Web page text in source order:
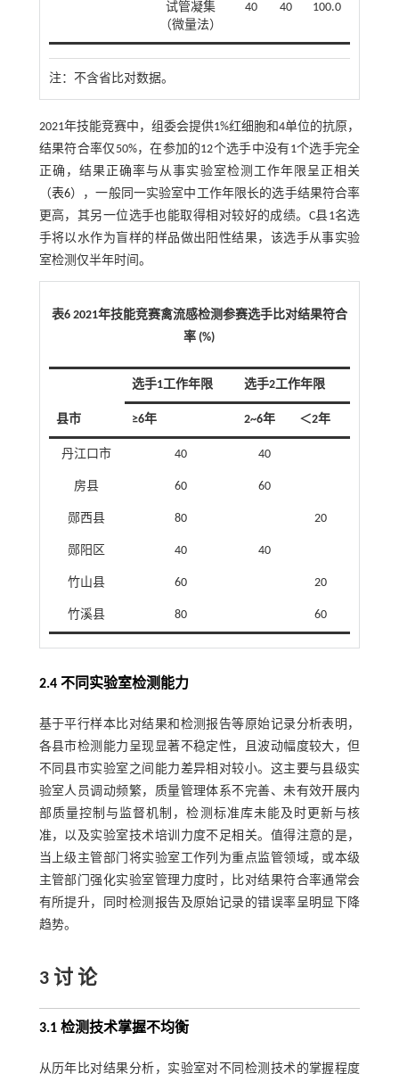
试管凝集
（微量法）
40 40 100.0
注： 不含省比对数据。
2021年技能竞赛中，组委会提供1%红细胞和4单位的抗原，
结果符合率仅50%，在参加的12个选手中没有1个选手完全
正确，结果正确率与从事实验室检测工作年限呈正相关
（表6），一般同一实验室中工作年限长的选手结果符合率
更高，其另一位选手也能取得相对较好的成绩。C县1名选
手将以水作为盲样的样品做出阳性结果，该选手从事实验
室检测仅半年时间。
表6 2021年技能竞赛禽流感检测参赛选手比对结果符合
率 (%)
县市
选手1工作年限 选手2工作年限
≥6年 2~6年 ＜2年
丹江口市 40 40
房县 60 60
郧西县 80 20
郧阳区 40 40
竹山县 60 20
竹溪县 80 60
2.4 不同实验室检测能力
基于平行样本比对结果和检测报告等原始记录分析表明，
各县市检测能力呈现显著不稳定性，且波动幅度较大，但
不同县市实验室之间能力差异相对较小。这主要与县级实
验室人员调动频繁，质量管理体系不完善、未有效开展内
部质量控制与监督机制，检测标准库未能及时更新与核
准，以及实验室技术培训力度不足相关。值得注意的是，
当上级主管部门将实验室工作列为重点监管领域，或本级
主管部门强化实验室管理力度时，比对结果符合率通常会
有所提升，同时检测报告及原始记录的错误率呈明显下降
趋势。
3 讨 论
3.1 检测技术掌握不均衡
从历年比对结果分析，实验室对不同检测技术的掌握程度